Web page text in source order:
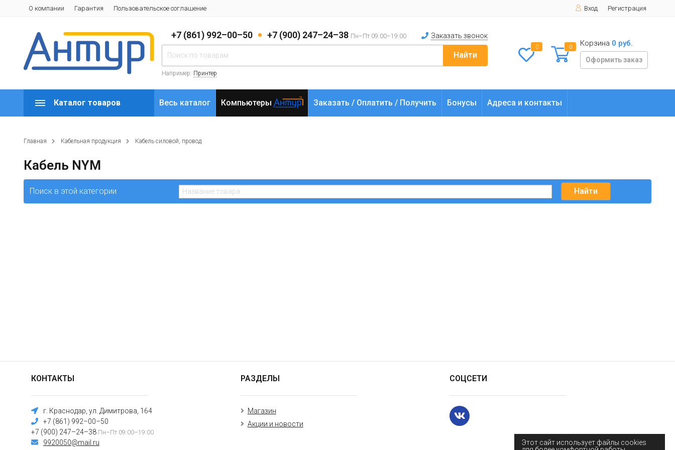
Этот сайт использует файлы cookies
О компании Гарантия Пользовательское соглашение Вход Регистрация
+7 (861) 992–00–50 +7 (900) 247–24–38 Пн–Пт 09:00–19:00 Заказать звонок
Найти
Например: Принтер
0 0 Корзина 0 руб.
Оформить заказ
Каталог товаров Весь каталог Компьютеры Заказать / Оплатить / Получить Бонусы Адреса и контакты
Главная Кабельная продукция Кабель силовой, провод
Кабель NYM
Поиск в этой категории
КОНТАКТЫ
г. Краснодар, ул. Димитрова, 164
+7 (861) 992–00–50
+7 (900) 247–24–38 Пн–Пт 09:00–19:00
9920050@mail.ru
РАЗДЕЛЫ
Магазин
Акции и новости
СОЦСЕТИ